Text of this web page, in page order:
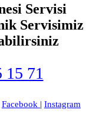
Servisi
Servisimiz
71
Facebook | Instagram